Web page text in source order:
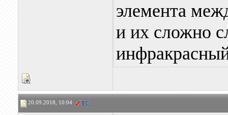
элемента
и их сложно
20.09.2018, 10:04